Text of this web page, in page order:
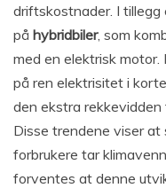
driftskostnader. I
på hybridbiler, som
med en elektrisk motor.
på ren elektrisitet i
den ekstra rekkevidden
Disse trendene viser at
forbrukere tar
forventes at denne